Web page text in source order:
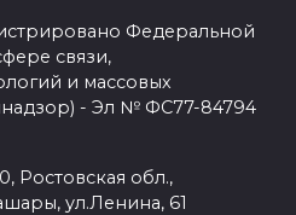
Федеральной
связи,
и массовых
- Эл № ФС77-84794
Ростовская обл.,
ул.Ленина, 61